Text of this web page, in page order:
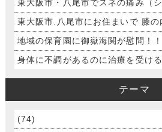
地域の保育園に御嶽海関が慰問！！
テーマ
(74)